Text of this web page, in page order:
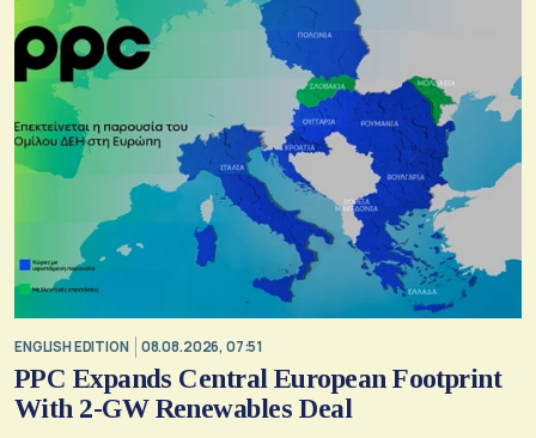
ENGLISH EDITION 08.08.2026, 07:51
PPC Expands Central European Footprint
With 2-GW Renewables Deal